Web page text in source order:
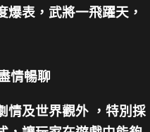
爆表，武將一飛躍天，
情暢聊
情及世界觀外 ，特別採